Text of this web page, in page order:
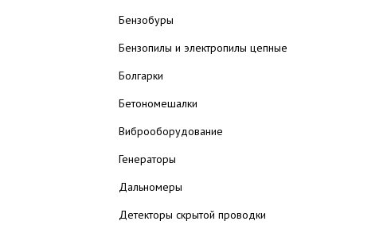
Бензобуры
Бензопилы и электропилы цепные
Болгарки
Бетономешалки
Виброоборудование
Генераторы
Дальномеры
Детекторы скрытой проводки